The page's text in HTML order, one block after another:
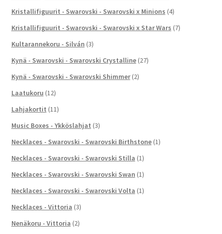
Kristallifiguurit - Swarovski - Swarovski x Minions (4)
Kristallifiguurit - Swarovski - Swarovski x Star Wars (7)
Kultarannekoru - Silván (3)
Kynä - Swarovski - Swarovski Crystalline (27)
Kynä - Swarovski - Swarovski Shimmer (2)
Laatukoru (12)
Lahjakortit (11)
Music Boxes - Ykköslahjat (3)
Necklaces - Swarovski - Swarovski Birthstone (1)
Necklaces - Swarovski - Swarovski Stilla (1)
Necklaces - Swarovski - Swarovski Swan (1)
Necklaces - Swarovski - Swarovski Volta (1)
Necklaces - Vittoria (3)
Nenäkoru - Vittoria (2)